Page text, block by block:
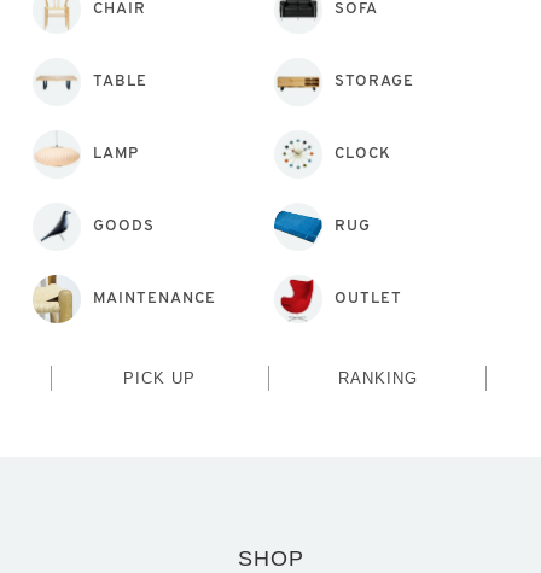
CHAIR SOFA
TABLE STORAGE
LAMP CLOCK
GOODS RUG
MAINTENANCE OUTLET
PICK UP RANKING
SHOP